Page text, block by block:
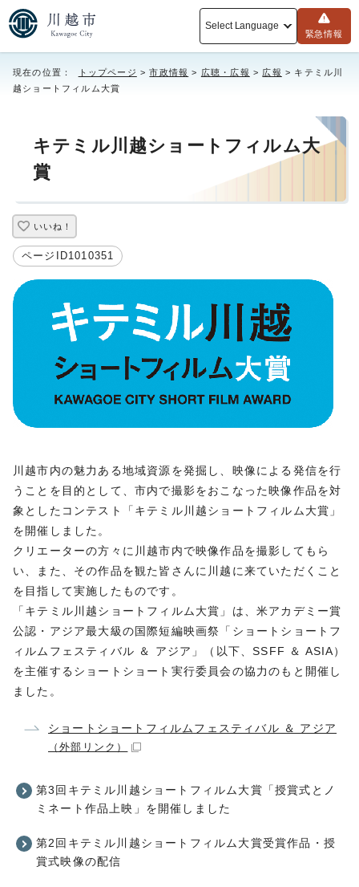
Select Language
緊急情報
現在の位置： トップページ >市政情報 > 広聴・広報 > 広報 > キテミル川
越ショートフィルム大賞
キテミル川越ショートフィルム大
賞
いいね！
ページID1010351
川越市内の魅力ある地域資源を発掘し、映像による発信を行
うことを目的として、市内で撮影をおこなった映像作品を対
象としたコンテスト「キテミル川越ショートフィルム大賞」
を開催しました。
クリエーターの方々に川越市内で映像作品を撮影してもら
い、また、その作品を観た皆さんに川越に来ていただくこと
を目指して実施したものです。
「キテミル川越ショートフィルム大賞」は、米アカデミー賞
公認・アジア最大級の国際短編映画祭「ショートショートフ
ィルムフェスティバル ＆ アジア」（以下、SSFF ＆ ASIA）
を主催するショートショート実行委員会の協力のもと開催し
ました。
ショートショートフィルムフェスティバル ＆ アジア
（外部リンク）
第3回キテミル川越ショートフィルム大賞「授賞式とノ
ミネート作品上映」を開催しました
第2回キテミル川越ショートフィルム大賞受賞作品・授
賞式映像の配信